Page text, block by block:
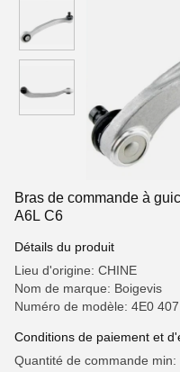
Bras de commande à
A6L C6
Détails du produit
Lieu d'origine: CHINE
Nom de marque: Boigevis
Numéro de modèle: 4E0
Conditions de paiement et
Quantité de commande min: